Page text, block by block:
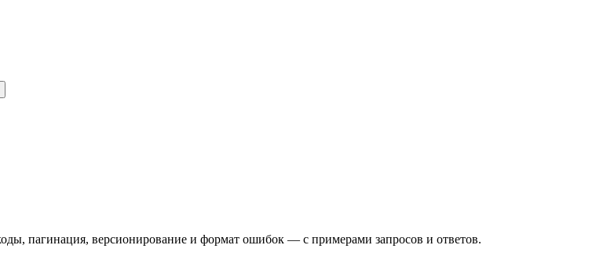
пагинация, версионирование и формат ошибок — с примерами запросов и ответов.